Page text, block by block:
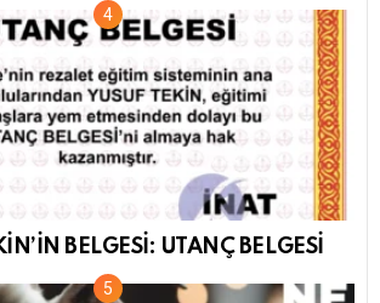
BELGESİ: UTANÇ BELGESİ